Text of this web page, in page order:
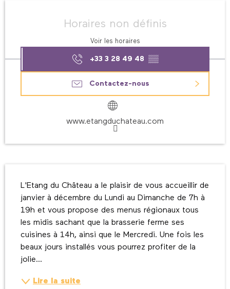
Horaires non définis
Voir les horaires
+33 3 28 49 48 ▒▒
Contactez-nous
www.etangduchateau.com
L'Etang du Château a le plaisir de vous accueillir de
janvier à décembre du Lundi au Dimanche de 7h à
19h et vous propose des menus régionaux tous
les midis sachant que la brasserie ferme ses
cuisines à 14h, ainsi que le Mercredi. Une fois les
beaux jours installés vous pourrez profiter de la
jolie...
Lire la suite